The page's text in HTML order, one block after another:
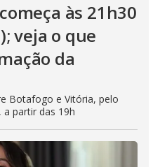
às 21h30
veja o que
da
Botafogo e Vitória, pelo
partir das 19h